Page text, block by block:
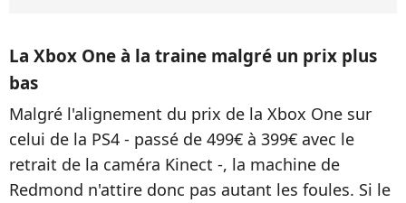
La Xbox One à la traine malgré un prix plus
bas
Malgré l'alignement du prix de la Xbox One sur
celui de la PS4 - passé de 499€ à 399€ avec le
retrait de la caméra Kinect -, la machine de
Redmond n'attire donc pas autant les foules. Si le